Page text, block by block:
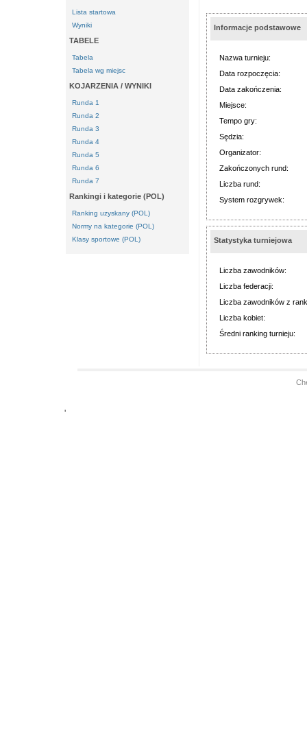
Lista startowa
Wyniki
TABELE
Tabela
Tabela wg miejsc
KOJARZENIA / WYNIKI
Runda 1
Runda 2
Runda 3
Runda 4
Runda 5
Runda 6
Runda 7
Rankingi i kategorie (POL)
Ranking uzyskany (POL)
Normy na kategorie (POL)
Klasy sportowe (POL)
Informacje podstawowe
Nazwa turnieju:
Data rozpoczęcia:
Data zakończenia:
Miejsce:
Tempo gry:
Sędzia:
Organizator:
Zakończonych rund:
Liczba rund:
System rozgrywek:
Statystyka turniejowa
Liczba zawodników:
Liczba federacji:
Liczba zawodników z
Liczba kobiet:
Średni ranking turnieju:
'